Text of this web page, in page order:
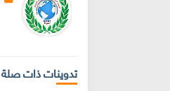
تدوينات ذات صلة